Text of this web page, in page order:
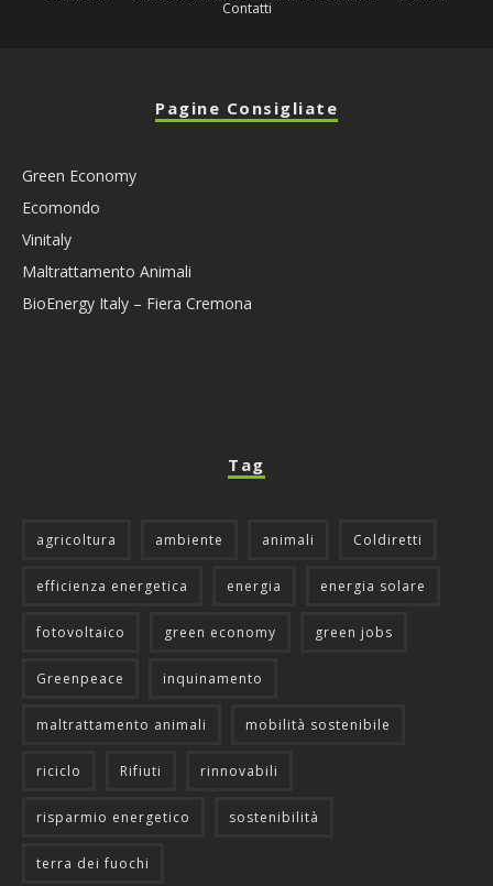
Contatti
Pagine Consigliate
Green Economy
Ecomondo
Vinitaly
Maltrattamento Animali
BioEnergy Italy – Fiera Cremona
Tag
agricoltura ambiente animali Coldiretti
efficienza energetica energia energia solare
fotovoltaico green economy green jobs
Greenpeace inquinamento
maltrattamento animali mobilità sostenibile
riciclo Rifiuti rinnovabili
risparmio energetico sostenibilità
terra dei fuochi